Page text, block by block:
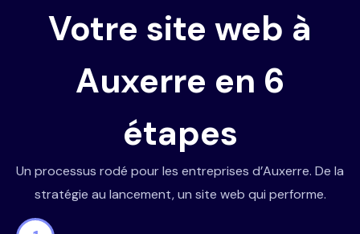
Votre site web à
Auxerre en 6
étapes
Un processus rodé pour les entreprises d’Auxerre. De la
stratégie au lancement, un site web qui performe.